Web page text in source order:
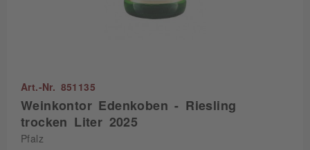
Art.-Nr. 851135
Weinkontor Edenkoben - Riesling
trocken Liter 2025
Pfalz